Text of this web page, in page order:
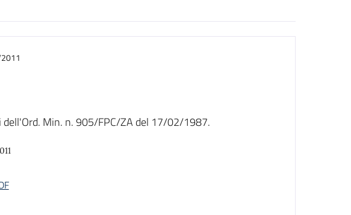
dell'Ord. Min. n. 905/FPC/ZA del 17/02/1987.